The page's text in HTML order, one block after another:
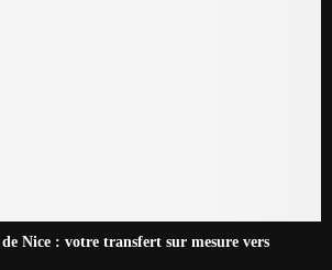
Nice : votre transfert sur mesure vers